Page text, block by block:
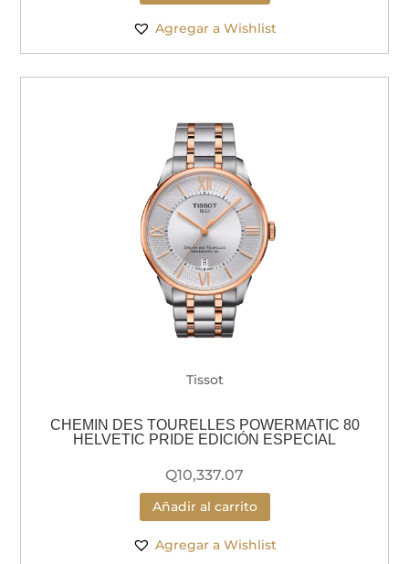
Agregar a Wishlist
Tissot
CHEMIN DES TOURELLES POWERMATIC 80
HELVETIC PRIDE EDICIÓN ESPECIAL
Q10,337.07
Añadir al carrito
Agregar a Wishlist